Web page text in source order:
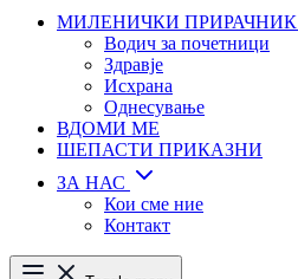
МИЛЕНИЧКИ ПРИРАЧНИК
Водич за почетници
Здравје
Исхрана
Однесување
ВДОМИ МЕ
ШЕПАСТИ ПРИКАЗНИ
ЗА НАС
Кои сме ние
Контакт